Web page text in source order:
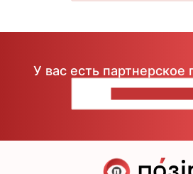
У вас есть